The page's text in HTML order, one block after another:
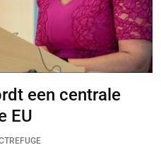
een centrale
EU